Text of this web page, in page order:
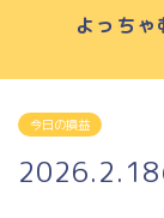
よっち
今日の損益
2026.2.18